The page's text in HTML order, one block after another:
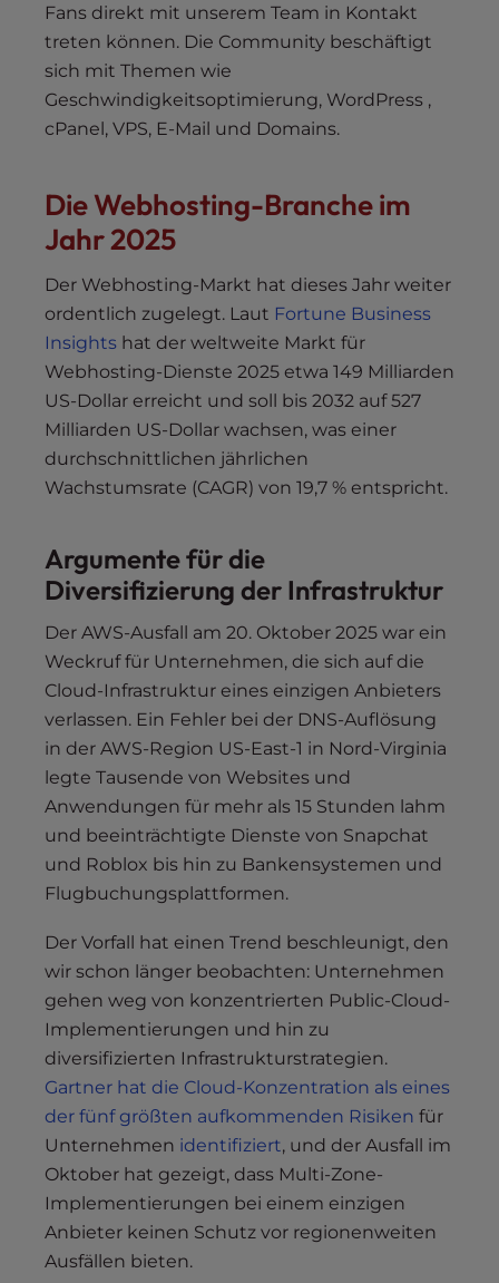
Fans direkt mit unserem Team in Kontakt
treten können. Die Community beschäftigt
sich mit Themen wie
Geschwindigkeitsoptimierung, WordPress ,
cPanel, VPS, E-Mail und Domains.
Die Webhosting-Branche im
Jahr 2025
Der Webhosting-Markt hat dieses Jahr weiter
ordentlich zugelegt. Laut Fortune Business
Insights hat der weltweite Markt für
Webhosting-Dienste 2025 etwa 149 Milliarden
US-Dollar erreicht und soll bis 2032 auf 527
Milliarden US-Dollar wachsen, was einer
durchschnittlichen jährlichen
Wachstumsrate (CAGR) von 19,7 % entspricht.
Argumente für die
Diversifizierung der Infrastruktur
Der AWS-Ausfall am 20. Oktober 2025 war ein
Weckruf für Unternehmen, die sich auf die
Cloud-Infrastruktur eines einzigen Anbieters
verlassen. Ein Fehler bei der DNS-Auflösung
in der AWS-Region US-East-1 in Nord-Virginia
legte Tausende von Websites und
Anwendungen für mehr als 15 Stunden lahm
und beeinträchtigte Dienste von Snapchat
und Roblox bis hin zu Bankensystemen und
Flugbuchungsplattformen.
Der Vorfall hat einen Trend beschleunigt, den
wir schon länger beobachten: Unternehmen
gehen weg von konzentrierten Public-Cloud-
Implementierungen und hin zu
diversifizierten Infrastrukturstrategien.
Gartner hat die Cloud-Konzentration als eines
der fünf größten aufkommenden Risiken für
Unternehmen identifiziert, und der Ausfall im
Oktober hat gezeigt, dass Multi-Zone-
Implementierungen bei einem einzigen
Anbieter keinen Schutz vor regionenweiten
Ausfällen bieten.